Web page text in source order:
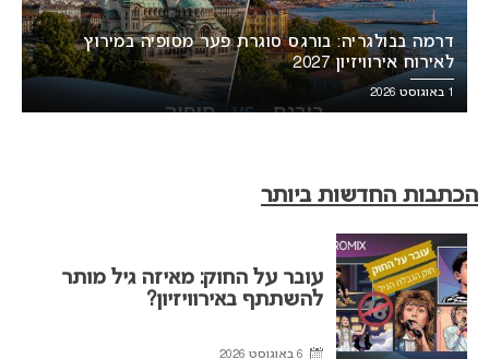
דרמה בבולגריה: בורגס סוגרת פער מסופיה במירוץ
לאירוח אירוויזיון 2027
הכתבות החדשות ביותר
עובר על החוק: מאיזה גיל מותר
להשתתף באירוויזיון?
6 באוגוסט 2026